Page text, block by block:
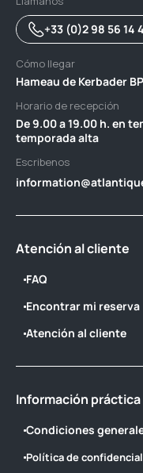
+33 (0)2 98 56 14
Cómo llegar
Hameau de Kerbader
Horario de recepción
De 9.00 a 19.00 h. en
temporada alta
Escribenos
Atención al cliente
FAQ
Encontrar mi reserva
Atención al cliente
Información práctica
Condiciones
Política de